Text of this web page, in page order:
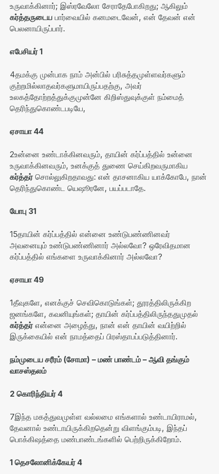
உருவாக்கினார்; இஸ்ரவேலோ சேராதேபோகிறது; ஆகிலும்
கர்த்தருடைய பார்வையில் கனமடைவேன், என் தேவன் என்
பெலனாயிருப்பார்.
எபேசியர்1
4தமக்கு முன்பாக நாம் அன்பில் பரிசுத்தமுள்ளவர்களும்
குற்றமில்லாதவர்களுமாயிருப்பதற்கு, அவர்
உலகத்தோற்றத்துக்குமுன்னே கிறிஸ்துவுக்குள் நம்மைத்
தெரிந்துகொண்டபடியே,
ஏசாயா44
2உன்னை உண்டாக்கினவரும், தாயின் கர்ப்பத்தில் உன்னை
உருவாக்கினவரும், உனக்குத் துணை செய்கிறவருமாகிய
கர்த்தர்சொல்லுகிறதாவது: என் தாசனாகிய யாக்கோபே, நான்
தெரிந்துகொண்ட யெஷூரனே, பயப்படாதே.
யோபு 31
15தாயின் கர்ப்பத்தில் என்னை உண்டுபண்ணினவர்
அவனையும் உண்டுபண்ணினார் அல்லவோ? ஒரேவிதமான
கர்ப்பத்தில் எங்களை உருவாக்கினார் அல்லவோ?
ஏசாயா49
1தீவுகளே, எனக்குச் செவிகொடுங்கள்; தூரத்திலிருக்கிற
ஜனங்களே, கவனியுங்கள்; தாயின் கர்ப்பத்திலிருந்ததுமுதல்
கர்த்தர்என்னை அழைத்து, நான் என் தாயின் வயிற்றில்
இருக்கையில் என் நாமத்தைப் பிரஸ்தாபப்படுத்தினார்.
நம்முடைய சரீரம் (சோமா) – மண் பாண்டம் – ஆவி தங்கும்
வாசஸ்தலம்
2 கொரிந்தியர்4
7இந்த மகத்துவமுள்ள வல்லமை எங்களால் உண்டாயிராமல்,
தேவனால் உண்டாயிருக்கிறதென்று விளங்கும்படி, இந்தப்
பொக்கிஷத்தை மண்பாண்டங்களில் பெற்றிருக்கிறோம்.
1 தெசலோனிக்கேயர்4